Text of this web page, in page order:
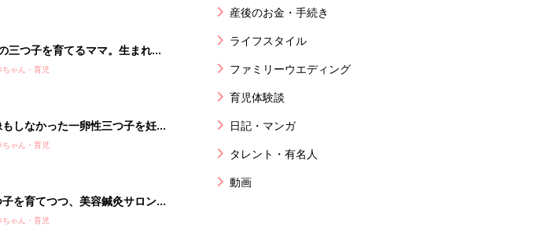
三つ子を育てるママ。生まれて
ワンオペ、保活、そして、新幹
ちゃん・育児
しなかった一卵性三つ子を妊
出産できる病院が見つからな
ちゃん・育児
子を育てつつ、美容鍼灸サロンを
るママ。小児訪問看護を頼りな
ちゃん・育児
産後のお金・手続き
ライフスタイル
ファミリーウエディング
育児体験談
日記・マンガ
タレント・有名人
動画